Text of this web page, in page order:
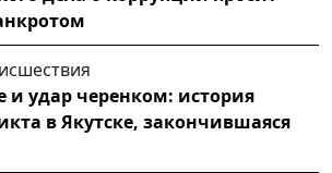
и удар черенком: история
в Якутске, закончившаяся